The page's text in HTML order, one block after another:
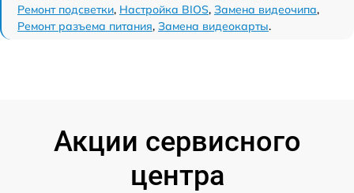
Ремонт подсветки, Настройка BIOS, Замена видеочипа,
Ремонт разъема питания, Замена видеокарты.
Акции сервисного
центра